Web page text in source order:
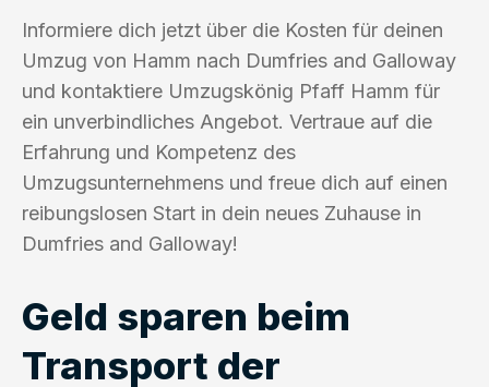
Informiere dich jetzt über die Kosten für deinen
Umzug von Hamm nach Dumfries and Galloway
und kontaktiere Umzugskönig Pfaff Hamm für
ein unverbindliches Angebot. Vertraue auf die
Erfahrung und Kompetenz des
Umzugsunternehmens und freue dich auf einen
reibungslosen Start in dein neues Zuhause in
Dumfries and Galloway!
Geld sparen beim
Transport der